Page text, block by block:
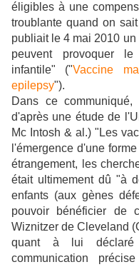
éligibles à une
troublante quand on
publiait le 4 mai 2010
peuvent provoquer
infantile" ("Vaccine
epilepsy").
Dans ce
d'après une étude de
Mc Intosh & al.) "Les
l'émergence d'une
étrangement, les
était ultimement dû "à
enfants (aux gènes
pouvoir bénéficier de
Wiznitzer de Cleveland
quant à lui déclaré
communication